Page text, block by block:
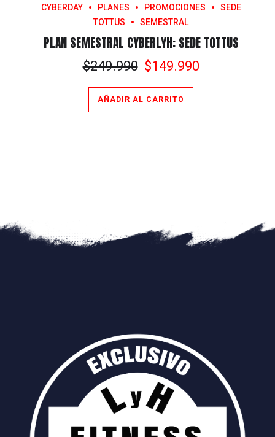
CYBERDAY PLANES PROMOCIONES
SEDE
TOTTUS
SEMESTRAL
PLAN SEMESTRAL CYBERLYH: SEDE TOTTUS
$249.990 El
original
era:
$149.990El
AÑADIR AL CARRITO